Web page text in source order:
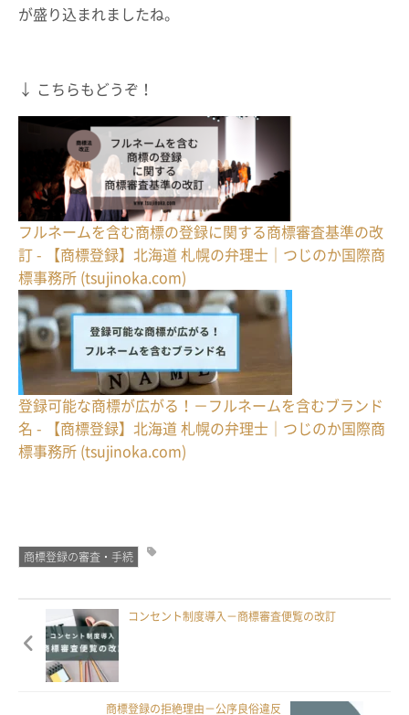
が盛り込まれましたね。
↓ こちらもどうぞ！
フルネームを含む商標の登録に関する商標審査基準の改
訂 - 【商標登録】北海道 札幌の弁理士｜つじのか国際商
標事務所 (tsujinoka.com)
登録可能な商標が広がる！－フルネームを含むブランド
名 - 【商標登録】北海道 札幌の弁理士｜つじのか国際商
標事務所 (tsujinoka.com)
商標登録の審査・手続
コンセント制度導入－商標審査便覧の改訂
商標登録の拒絶理由－公序良俗違反